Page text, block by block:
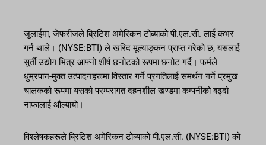
जुलाईमा, जेफरीजले ब्रिटिश अमेरिकन टोब्याको पी.एल.सी. लाई कभर
गर्न थाले। (NYSE:BTI) ले खरिद मूल्याङ्कन प्राप्त गरेको छ, यसलाई
सुर्ती उद्योग भित्र आफ्नो शीर्ष छनोटको रूपमा छनोट गर्दै। फर्मले
धुम्रपान-मुक्त उत्पादनहरूमा विस्तार गर्ने प्रगतिलाई समर्थन गर्ने प्रमुख
चालकको रूपमा यसको परम्परागत दहनशील खण्डमा कम्पनीको बढ्दो
नाफालाई औंल्यायो।
विश्लेषकहरूले ब्रिटिश अमेरिकन टोब्याको पी.एल.सी. (NYSE:BTI) को